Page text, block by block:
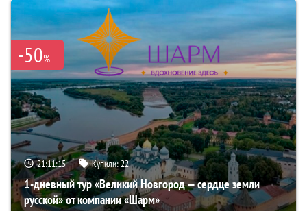
-50%
21:11:13 Купили:22
1-дневный тур «Великий Новгород — сердце земли
русской» от компании «Шарм»